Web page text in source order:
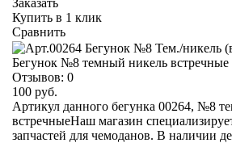
Заказать
Купить в 1 клик
Сравнить
Бегунок №8 темный никель встречные
Отзывов: 0
100 руб.
Артикул данного бегунка 00264, №8
встречныеНаш магазин
запчастей для чемоданов. В наличии